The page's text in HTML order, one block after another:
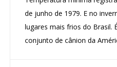
de junho de 1979. E no
lugares mais frios do Brasil.
conjunto de cânion da